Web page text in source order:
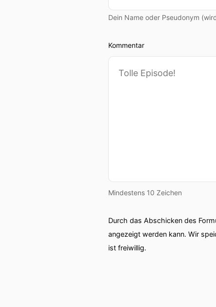
Dein Name oder Pseudonym
Kommentar
Mindestens 10 Zeichen
Durch das Abschicken des
angezeigt werden kann. Wir
ist freiwillig.